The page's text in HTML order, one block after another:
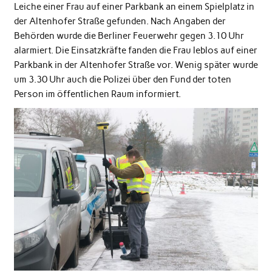
Leiche einer Frau auf einer Parkbank an einem Spielplatz in
der Altenhofer Straße gefunden. Nach Angaben der
Behörden wurde die Berliner Feuerwehr gegen 3.10 Uhr
alarmiert. Die Einsatzkräfte fanden die Frau leblos auf einer
Parkbank in der Altenhofer Straße vor. Wenig später wurde
um 3.30 Uhr auch die Polizei über den Fund der toten
Person im öffentlichen Raum informiert.